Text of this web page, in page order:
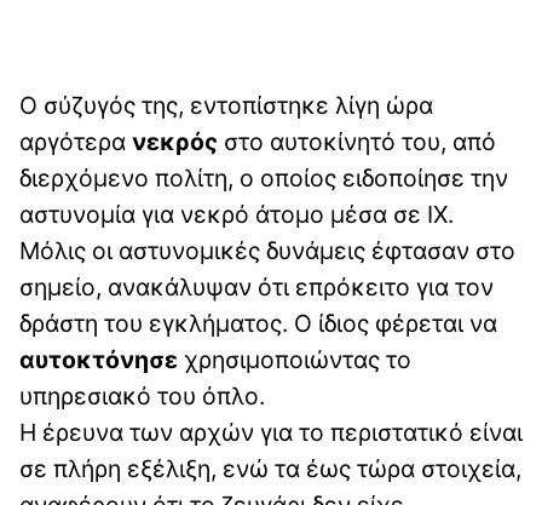
Ο σύζυγός της, εντοπίστηκε λίγη ώρα
αργότερα νεκρός στο αυτοκίνητό του, από
διερχόμενο πολίτη, ο οποίος ειδοποίησε την
αστυνομία για νεκρό άτομο μέσα σε ΙΧ.
Μόλις οι αστυνομικές δυνάμεις έφτασαν στο
σημείο, ανακάλυψαν ότι επρόκειτο για τον
δράστη του εγκλήματος. Ο ίδιος φέρεται να
αυτοκτόνησε χρησιμοποιώντας το
υπηρεσιακό του όπλο.
Η έρευνα των αρχών για το περιστατικό είναι
σε πλήρη εξέλιξη, ενώ τα έως τώρα στοιχεία,